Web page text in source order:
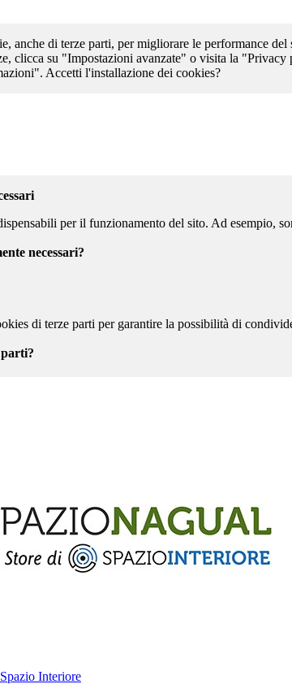
anche di terze parti, per migliorare le performance
clicca su "Impostazioni avanzate" o visita la
Accetti l'installazione dei cookies?
per il funzionamento del sito. Ad esempio,
necessari?
di terze parti per garantire la possibilità di
Interiore